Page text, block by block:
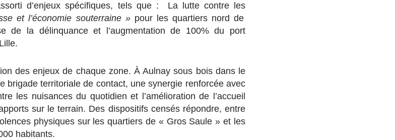
d’enjeux spécifiques, tels que : La lutte contre les
et l’économie souterraine »pour les quartiers nord de
de la délinquance et l’augmentation de 100% du port
des enjeux de chaque zone. À Aulnay sous bois dans le
brigade territoriale de contact, une synergie renforcée avec
les nuisances du quotidien et l’amélioration de l’accueil
sur le terrain. Des dispositifs censés répondre, entre
physiques sur les quartiers de « Gros Saule » et les
habitants.